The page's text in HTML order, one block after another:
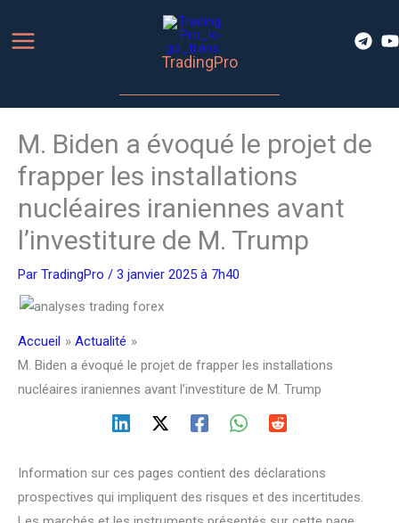
au
TradingPro
M. Biden a évoqué le projet de
frapper les installations
nucléaires iraniennes avant
l’investiture de M. Trump
Par TradingPro / 3 janvier 2025 à 7h40
Accueil
Actualité
M. Biden a évoqué le projet de frapper les installations
nucléaires iraniennes avant l’investiture de M. Trump
Information sur ces pages contient des déclarations
prospectives qui impliquent des risques et des incertitudes.